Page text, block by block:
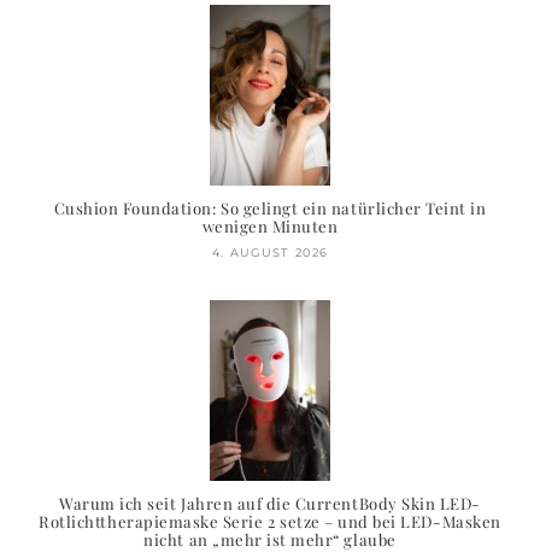
Cushion Foundation: So gelingt ein natürlicher Teint in
wenigen Minuten
4. AUGUST 2026
Warum ich seit Jahren auf die CurrentBody Skin LED-
Rotlichttherapiemaske Serie 2 setze – und bei LED-Masken
nicht an „mehr ist mehr“ glaube